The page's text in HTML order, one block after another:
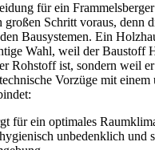
für ein
großen Schritt voraus, denn
Bausystemen. Ein
Wahl, weil der Baustoff
Rohstoff ist, sondern weil
Vorzüge mit
für ein optimales
unbedenklich und